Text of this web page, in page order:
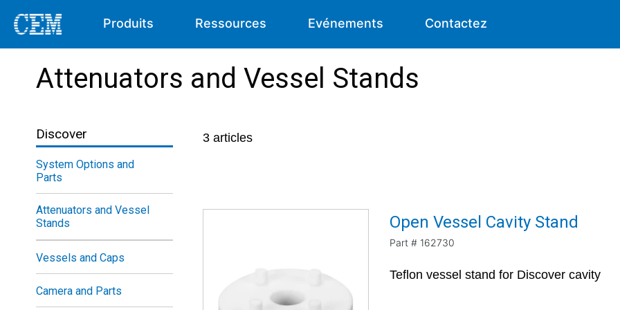
Produits Ressources Evénements Contactez
Attenuators and Vessel Stands
3 articles
Open Vessel Cavity Stand
Part # 162730
Teflon vessel stand for Discover cavity
Discover
System Options and
Parts
Attenuators and Vessel
Stands
Vessels and Caps
Camera and Parts